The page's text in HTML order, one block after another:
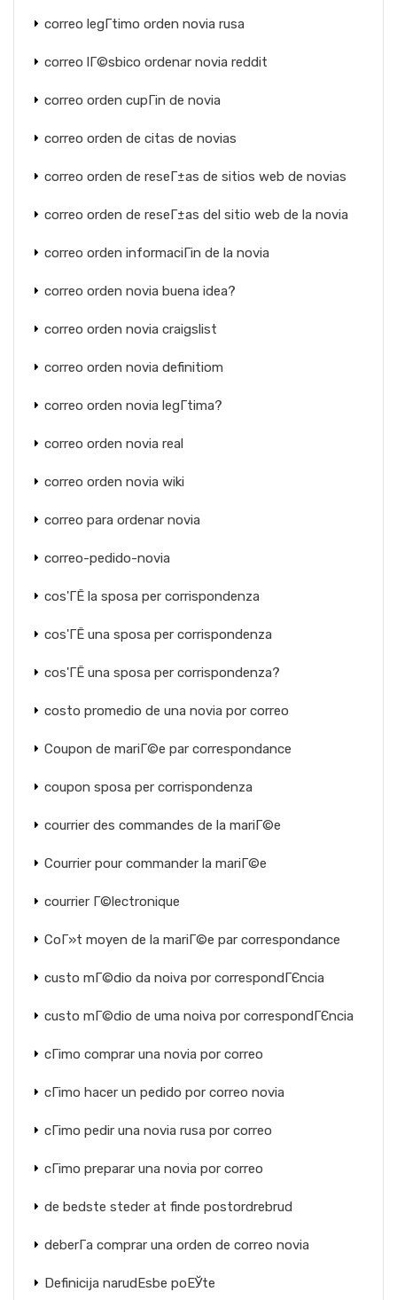
correo legГ­timo orden novia rusa
correo lГ©sbico ordenar novia reddit
correo orden cupГіn de novia
correo orden de citas de novias
correo orden de reseГ±as de sitios web de novias
correo orden de reseГ±as del sitio web de la novia
correo orden informaciГіn de la novia
correo orden novia buena idea?
correo orden novia craigslist
correo orden novia definitiom
correo orden novia legГ­tima?
correo orden novia real
correo orden novia wiki
correo para ordenar novia
correo-pedido-novia
cos'ГЁ la sposa per corrispondenza
cos'ГЁ una sposa per corrispondenza
cos'ГЁ una sposa per corrispondenza?
costo promedio de una novia por correo
Coupon de mariГ©e par correspondance
coupon sposa per corrispondenza
courrier des commandes de la mariГ©e
Courrier pour commander la mariГ©e
courrier Г©lectronique
CoГ»t moyen de la mariГ©e par correspondance
custo mГ©dio da noiva por correspondГЄncia
custo mГ©dio de uma noiva por correspondГЄncia
cГіmo comprar una novia por correo
cГіmo hacer un pedido por correo novia
cГіmo pedir una novia rusa por correo
cГіmo preparar una novia por correo
de bedste steder at finde postordrebrud
deberГ­a comprar una orden de correo novia
Definicija narudЕѕbe poЕЎte